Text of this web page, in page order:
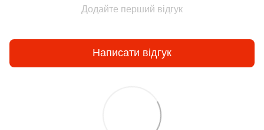
Додайте перший відгук
Написати відгук